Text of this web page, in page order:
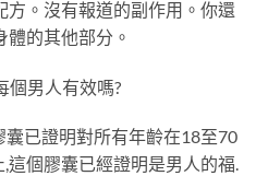
方。沒有報道的副作用。你還
體的其他部分。
個男人有效嗎?
已證明對所有年齡在18至70
這個膠囊已經證明是男人的福.